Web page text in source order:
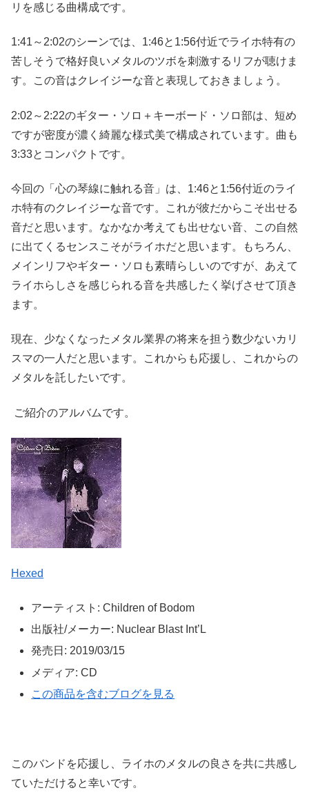
リを感じる曲構成です。
1:41～2:02のシーンでは、1:46と1:56付近でライホ特有の
苦しそうで格好良いメタルのツボを刺激するリフが聴けま
す。この音はクレイジーな音と表現しておきましょう。
2:02～2:22のギター・ソロ＋キーボード・ソロ部は、短め
ですが密度が濃く綺麗な様式美で構成されています。曲も
3:33とコンパクトです。
今回の「心の琴線に触れる音」は、1:46と1:56付近のライ
ホ特有のクレイジーな音です。これが彼だからこそ出せる
音だと思います。なかなか考えても出せない音、この自然
に出てくるセンスこそがライホだと思います。もちろん、
メインリフやギター・ソロも素晴らしいのですが、あえて
ライホらしさを感じられる音を共感したく挙げさせて頂き
ます。
現在、少なくなったメタル業界の将来を担う数少ないカリ
スマの一人だと思います。これからも応援し、これからの
メタルを託したいです。
ご紹介のアルバムです。
Hexed
アーティスト: Children of Bodom
出版社/メーカー: Nuclear Blast Int’L
発売日: 2019/03/15
メディア: CD
この商品を含むブログを見る
このバンドを応援し、ライホのメタルの良さを共に共感し
ていただけると幸いです。